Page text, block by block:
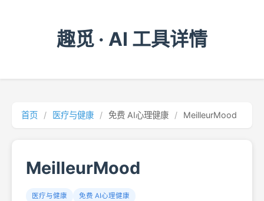
趣觅 · AI 工具详情
首页 / 医疗与健康 / 免费 AI心理健康 / MeilleurMood
MeilleurMood
医疗与健康 免费 AI心理健康